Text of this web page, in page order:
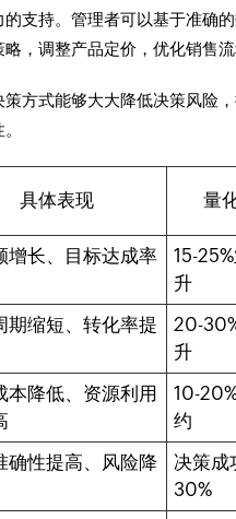
的支持。管理者可以基于准确
，调整产品定价，优化销售流
方式能够大大降低决策风险
具体表现 量
增长、目标达成率
15-
升
期缩短、转化率提
20-
升
本降低、资源利用
10-
约
确性提高、风险降
决策成
30%